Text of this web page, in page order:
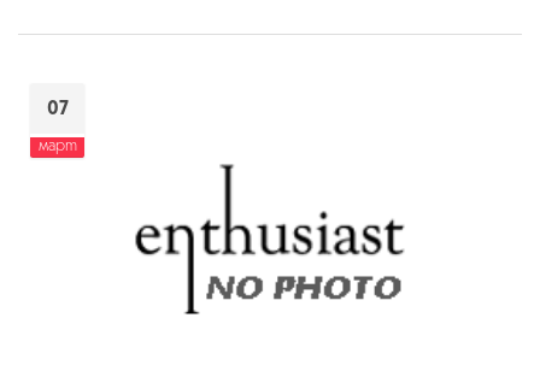
07
март